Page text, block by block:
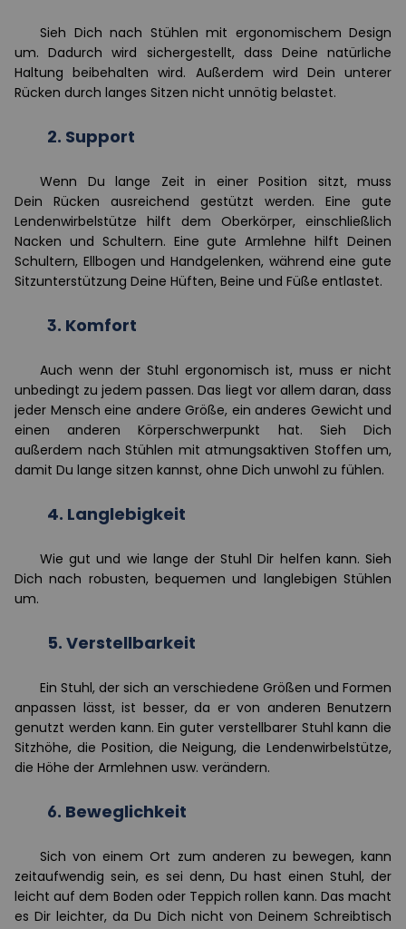
Sieh Dich nach Stühlen mit ergonomischem Design
um. Dadurch wird sichergestellt, dass Deine natürliche
Haltung beibehalten wird. Außerdem wird Dein unterer
Rücken durch langes Sitzen nicht unnötig belastet.
2. Support
Wenn Du lange Zeit in einer Position sitzt, muss
Dein Rücken ausreichend gestützt werden. Eine gute
Lendenwirbelstütze hilft dem Oberkörper, einschließlich
Nacken und Schultern. Eine gute Armlehne hilft Deinen
Schultern, Ellbogen und Handgelenken, während eine gute
Sitzunterstützung Deine Hüften, Beine und Füße entlastet.
3. Komfort
Auch wenn der Stuhl ergonomisch ist, muss er nicht
unbedingt zu jedem passen. Das liegt vor allem daran, dass
jeder Mensch eine andere Größe, ein anderes Gewicht und
einen anderen Körperschwerpunkt hat. Sieh Dich
außerdem nach Stühlen mit atmungsaktiven Stoffen um,
damit Du lange sitzen kannst, ohne Dich unwohl zu fühlen.
4. Langlebigkeit
Wie gut und wie lange der StuhlDir helfen kann. Sieh
Dichnach robusten, bequemen und langlebigen Stühlen
um.
5. Verstellbarkeit
Ein Stuhl, der sich an verschiedene Größen und Formen
anpassen lässt, ist besser, da er von anderen Benutzern
genutzt werden kann. Ein guter verstellbarer Stuhl kann die
Sitzhöhe, die Position, die Neigung, die Lendenwirbelstütze,
die Höhe der Armlehnen usw. verändern.
6. Beweglichkeit
Sich von einem Ort zum anderen zu bewegen, kann
zeitaufwendig sein, es sei denn,Duhast einen Stuhl, der
leicht auf dem Boden oder Teppich rollen kann. Das macht
esDirleichter, daDu Dich nicht von Deinem Schreibtisch